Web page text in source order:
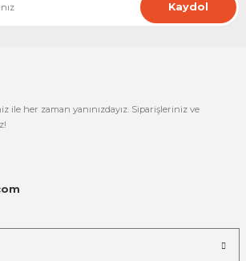
Kaydol
ile her zaman yanınızdayız. Siparişleriniz ve